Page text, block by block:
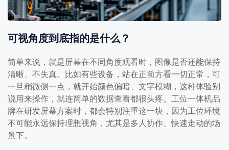
可视角度到底指的是什么？
简单来说，就是屏幕在不同角度观看时，图像是否还能保持
清晰、不失真。比如有些设备，站在正前方看一切正常，可
一旦稍微侧一点，就开始颜色偏暗、文字模糊，这种体验别
说用来操作，就连简单的数据查看都很头疼。工位一体机品
牌在研发屏幕方案时，都会特别注重这一块，因为工位环境
不可能永远保持理想视角，尤其是多人协作、快速走动的场
景下。